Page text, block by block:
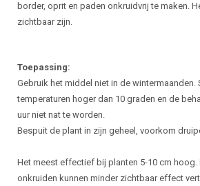
border, oprit en paden onkruidvrij te maken.
zichtbaar zijn.
Toepassing:
Gebruik het middel niet in de wintermaanden.
temperaturen hoger dan 10 graden en de
uur niet nat te worden.
Bespuit de plant in zijn geheel, voorkom
Het meest effectief bij planten 5-10 cm
onkruiden kunnen minder zichtbaar effect